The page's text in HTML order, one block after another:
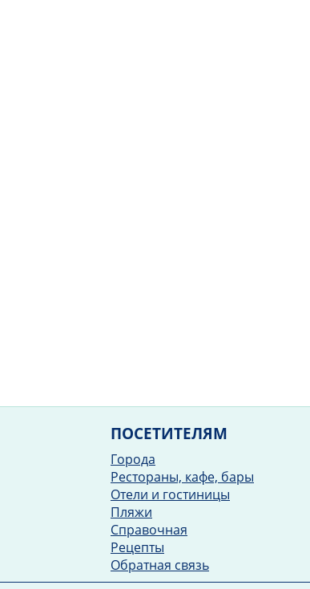
ПОСЕТИТЕЛЯМ
Города
Рестораны, кафе, бары
Отели и гостиницы
Пляжи
Справочная
Рецепты
Обратная связь